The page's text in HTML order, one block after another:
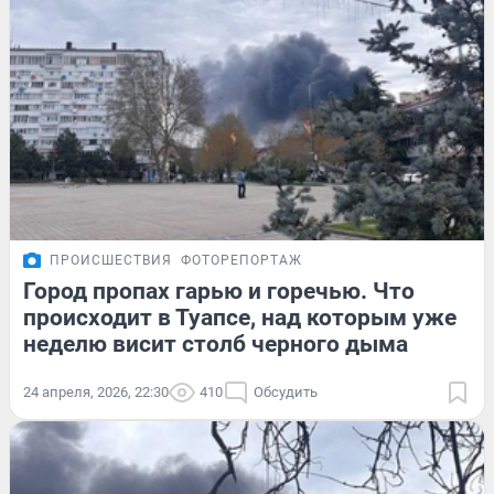
ПРОИСШЕСТВИЯ ФОТОРЕПОРТАЖ
Город пропах гарью и горечью. Что
происходит в Туапсе, над которым уже
неделю висит столб черного дыма
24 апреля, 2026, 22:30 410 Обсудить